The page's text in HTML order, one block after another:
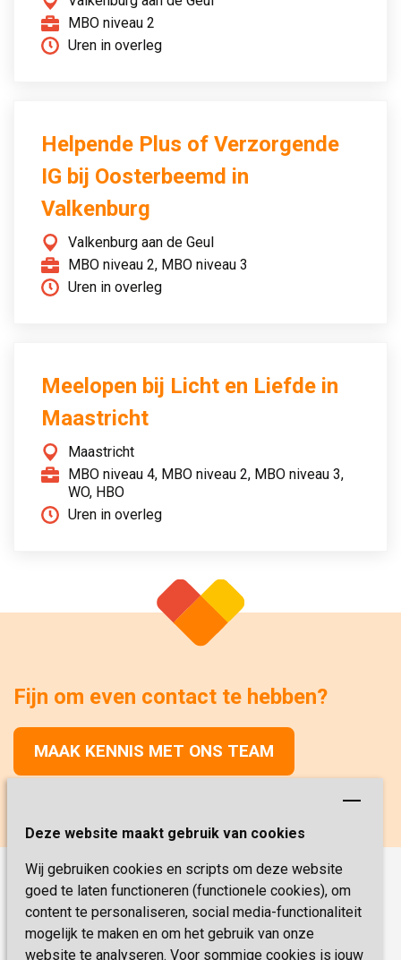
Deze website maakt gebruik van cookies
Wij gebruiken cookies en scripts om deze website
goed te laten functioneren (functionele cookies), om
content te personaliseren, social media-functionaliteit
mogelijk te maken en om het gebruik van onze
website te analyseren. Voor sommige cookies is jouw
MBO niveau 2
Uren in overleg
Helpende Plus of Verzorgende
IG bij Oosterbeemd in
Valkenburg
Valkenburg aan de Geul
MBO niveau 2, MBO niveau 3
Uren in overleg
Meelopen bij Licht en Liefde in
Maastricht
Maastricht
MBO niveau 4, MBO niveau 2, MBO niveau 3,
WO, HBO
Uren in overleg
Onze functies
Verpleegkunde
Verzorging
Vacatures
Fijn om even contact te hebben?
MAAK KENNIS MET ONS TEAM